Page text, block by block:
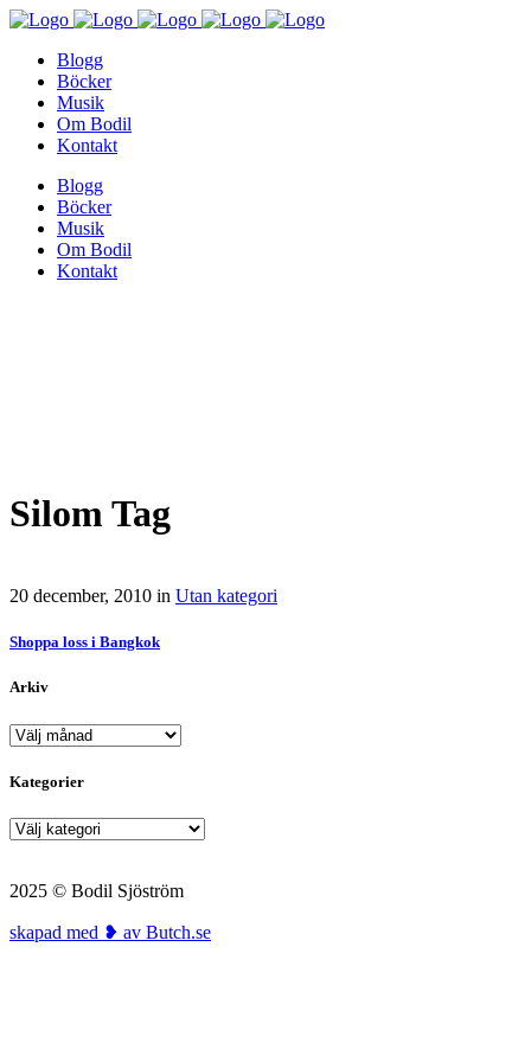
Blogg
Böcker
Musik
Om Bodil
Kontakt
Blogg
Böcker
Musik
Om Bodil
Kontakt
Silom Tag
20 december, 2010 in Utan kategori
Shoppa loss i Bangkok
Arkiv
Arkiv
Kategorier
Kategorier
2025 © Bodil Sjöström
skapad med ❥ av Butch.se